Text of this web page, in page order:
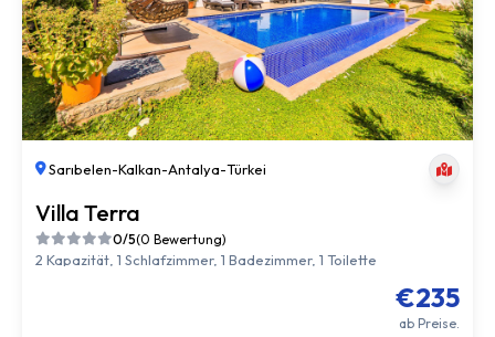
Sarıbelen-Kalkan-Antalya-Türkei
Villa Terra
0/5(0 Bewertung)
2 Kapazität, 1 Schlafzimmer, 1 Badezimmer, 1 Toilette
€235
ab Preise.